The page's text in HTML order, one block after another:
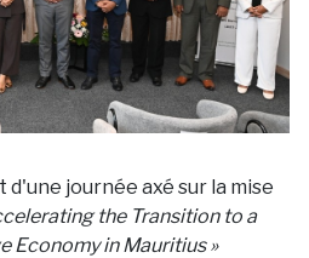
journée axé sur la mise
the Transition to a
Economy in Mauritius »